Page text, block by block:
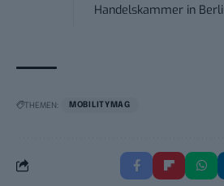
Handelskammer in
THEMEN: MOBILITYMAG